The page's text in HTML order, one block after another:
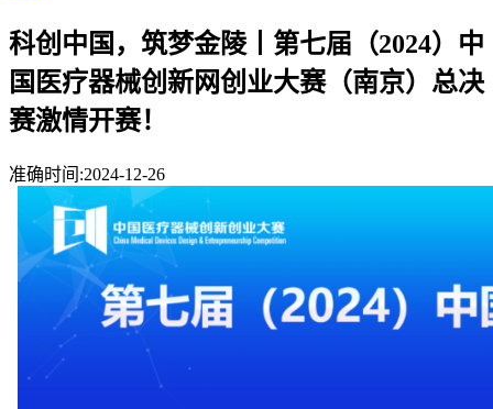
科创中国，筑梦金陵丨第七届（2024）中
国医疗器械创新网创业大赛（南京）总决
赛激情开赛！
准确时间:2024-12-26